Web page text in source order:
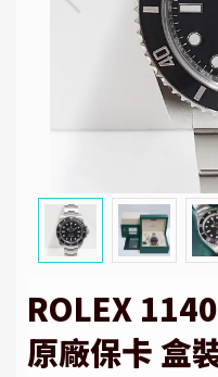
ROLEX
原廠保卡 盒